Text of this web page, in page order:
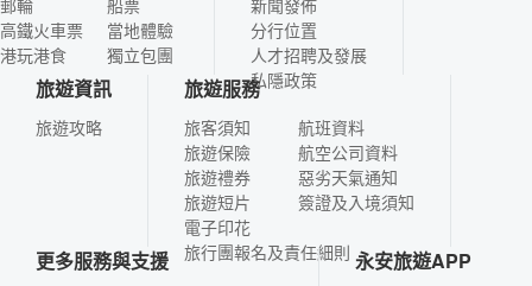
郵輪
高鐵火車票
港玩港食
船票
當地體驗
獨立包團
新聞發佈
分行位置
人才招聘及發展
私隱政策
旅遊資訊
旅遊攻略
旅遊服務
旅客須知
旅遊保險
旅遊禮券
旅遊短片
電子印花
航班資料
航空公司資料
惡劣天氣通知
簽證及入境須知
旅行團報名及責任細則
更多服務與支援 永安旅遊APP